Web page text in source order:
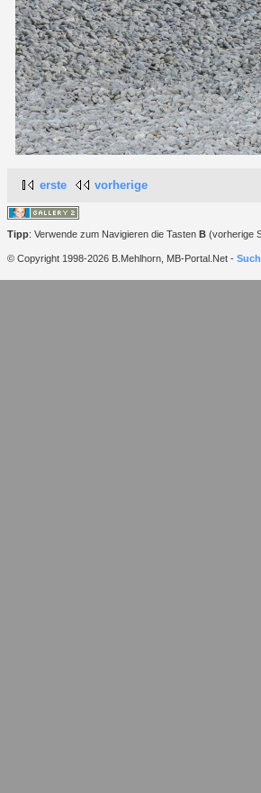
erste vorherige
Tipp: Verwende zum Navigieren die Tasten B (vorherige
© Copyright 1998-2026 B.Mehlhorn, MB-Portal.Net -